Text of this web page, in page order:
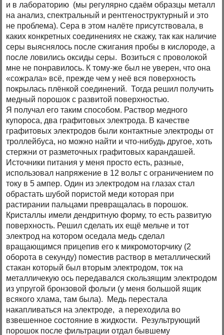
и в лабораторию (мы регулярно сдаём образцы металл
на анализ, спектральный и рентгеноструктурный и это
не проблема). Сера в этом налёте присутствовала, в
каких конкретных соединениях не скажу, так как наличие
серы выяснялось после сжигания пробы в кислороде, а
после ловились оксиды серы. Возиться с проволокой
мне не понравилось. К тому-же был не уверен, что она
«сожрала» всё, прежде чем у неё вся поверхность
покрылась плёнкой соединений. Тогда решил получить
медный порошок с развитой поверхностью.
Я получал его таким способом. Раствор медного
купороса, два графитовых электрода. В качестве
графитовых электродов были контактные электроды от
троллейбуса, но можно найти и что-нибудь другое, хоть
стержни от разметочных графитовых карандашей.
Источники питания у меня просто есть, разные,
использовал напряжение в 12 вольт с ограничением по
току в 5 ампер. Один из электродом на глазах стал
обрастать шубой пористой меди которая при
растирании пальцами превращалась в порошок.
Кристаллы имели дендритную форму, то есть развитую
поверхность. Решил сделать их ещё мельче и тот
электрод на котором оседала медь сделал
вращающимся прицепив его к микромоторчику (2
оборота в секунду) поместив раствор в металлический
стакан который был вторым электродом, ток на
металличекую ось передавался скользящим электродом
из упругой бронзовой фольги (у меня большой ящик
всякого хлама, там была). Медь перестала
накапливаться на электроде, а переходила во
взвешенное состояние в жидкости. Результрующий
порошок после фильтрации отдал бывшему